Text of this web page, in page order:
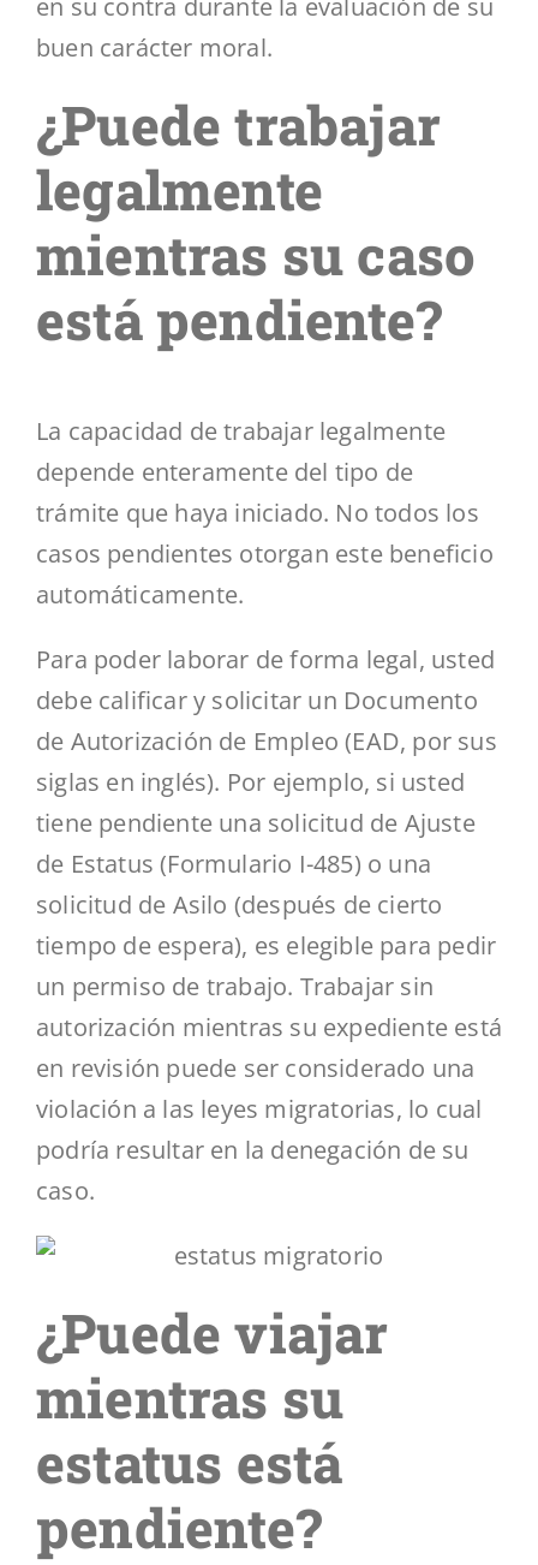
buen carácter moral.
¿Puede trabajar
legalmente
mientras su caso
está pendiente?
La capacidad de trabajar legalmente
depende enteramente del tipo de
trámite que haya iniciado. No todos los
casos pendientes otorgan este beneficio
automáticamente.
Para poder laborar de forma legal, usted
debe calificar y solicitar un Documento
de Autorización de Empleo (EAD, por sus
siglas en inglés). Por ejemplo, si usted
tiene pendiente una solicitud de Ajuste
de Estatus (Formulario I-485) o una
solicitud de Asilo (después de cierto
tiempo de espera), es elegible para pedir
un permiso de trabajo. Trabajar sin
autorización mientras su expediente está
en revisión puede ser considerado una
violación a las leyes migratorias, lo cual
podría resultar en la denegación de su
caso.
¿Puede viajar
mientras su
estatus está
pendiente?